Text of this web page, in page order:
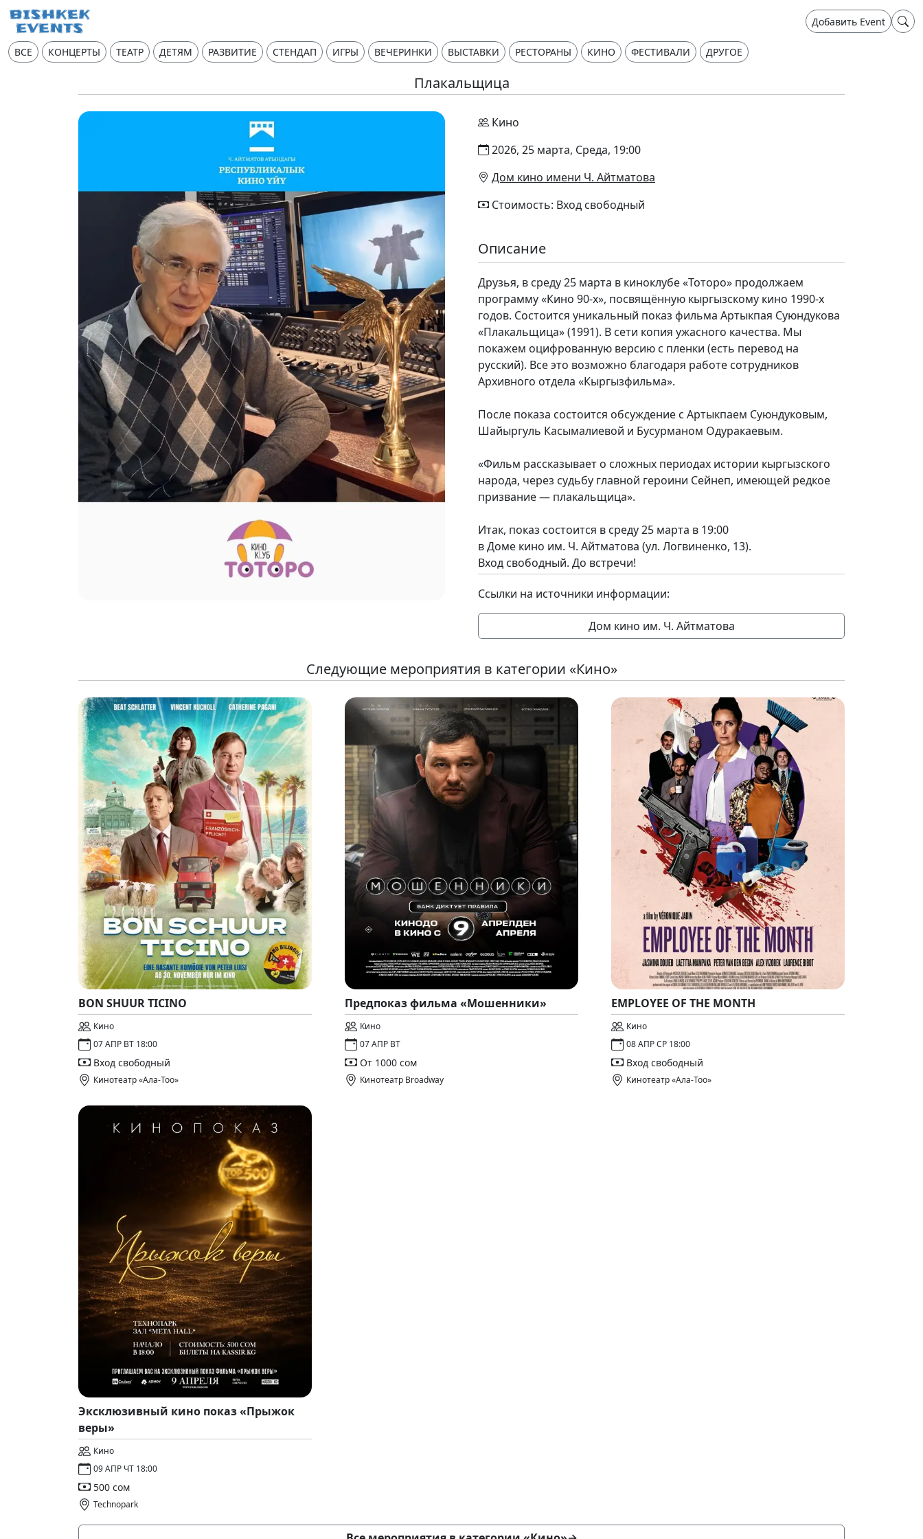
Добавить Event
ВСЕ КОНЦЕРТЫ ТЕАТР ДЕТЯМ РАЗВИТИЕ СТЕНДАП ИГРЫ ВЕЧЕРИНКИ ВЫСТАВКИ РЕСТОРАНЫ КИНО ФЕСТИВАЛИ ДРУГОЕ
Плакальщица
Кино
2026, 25 марта, Среда, 19:00
Дом кино имени Ч. Айтматова
Стоимость: Вход свободный
Описание
Друзья, в среду 25 марта в киноклубе «Тоторо» продолжаем
программу «Кино 90-х», посвящённую кыргызскому кино 1990-х
годов. Состоится уникальный показ фильма Артыкпая Суюндукова
«Плакальщица» (1991). В сети копия ужасного качества. Мы
покажем оцифрованную версию с пленки (есть перевод на
русский). Все это возможно благодаря работе сотрудников
Архивного отдела «Кыргызфильма».
После показа состоится обсуждение с Артыкпаем Суюндуковым,
Шайыргуль Касымалиевой и Бусурманом Одуракаевым.
«Фильм рассказывает о сложных периодах истории кыргызского
народа, через судьбу главной героини Сейнеп, имеющей редкое
призвание — плакальщица».
Итак, показ состоится в среду 25 марта в 19:00
в Доме кино им. Ч. Айтматова (ул. Логвиненко, 13).
Вход свободный. До встречи!
Ссылки на источники информации:
Дом кино им. Ч. Айтматова
Следующие мероприятия в категории «Кино»
BON SHUUR TICINO
Кино
07 АПР ВТ 18:00
Вход свободный
Кинотеатр «Ала-Тоо»
Предпоказ фильма «Мошенники»
Кино
07 АПР ВТ
От 1000 сом
Кинотеатр Broadway
EMPLOYEE OF THE MONTH
Кино
08 АПР СР 18:00
Вход свободный
Кинотеатр «Ала-Тоо»
Эксклюзивный кино показ «Прыжок
веры»
Кино
09 АПР ЧТ 18:00
500 сом
Technopark